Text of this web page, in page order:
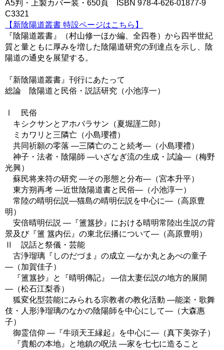
A5判・上製カバー装・650頁 ISBN 978-4-626-01877-9
C3321
【新陰陽道叢書 特設ページはこちら】
『陰陽道叢書』（村山修一ほか編、全四巻）から四半世紀
質と量ともに厚みを増した陰陽道研究の到達点を示し、陰
陽道の通史を展望する。
『新陰陽道叢書』刊行にあたって
総論 陰陽道と民俗・説話研究（小池淳一）
Ⅰ 民俗
キシクサンとアホバラサン（夏堀謹二郎）
ミカワリと三隣亡（小島瓔禮）
共同祈願の零落 ―三隣亡のこと続考―（小島瓔禮）
神子・法者・陰陽師 ―いざなぎ流の生成・試論―（梅野
光興）
蘇民将来符の研究 ―その形態と分布―（宮本升平）
東方朔再考 ―近世陰陽道書と民俗―（小池淳一）
常陸の晴明伝説―猫島の晴明伝説を中心に―（高原豊
明）
安倍晴明伝説 ―『簠簋抄』における晴明常陸出生説の背
景及び『簠 簋内伝』の東北伝播について―（高原豊明）
Ⅱ 説話と祭儀・芸能
古浄瑠璃『しのだづま』の成立 ―なか丸とあべの童子
―（加賀佳子）
『簠簋抄』と『晴明傳記』 ―信太妻伝説の地方的展開
―（松石江梨香）
狐変化型芸能にみられる宗教者の教化活動 ―能楽・歌舞
伎・人形浄瑠璃のなかの陰陽師を中心にして―（大森惠
子）
御霊信仰 ―『牛頭天王縁起』を中心に―（真下美弥子）
『貴船の本地』と地鎮の呪法 ―家を七七に造ること